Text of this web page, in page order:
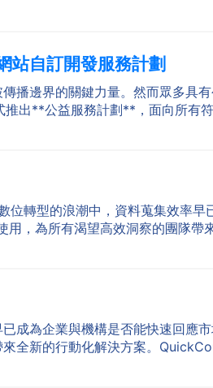
站自訂開發服務計劃
播邊界的關鍵力量。然而眾多具
出**公益服務計劃**，面向所有
轉型的浪潮中，資料蒐集效率
，為所有渴望高效洞察的團隊帶
成為企業與機構是否能快速回應
全新的行動化解決方案。